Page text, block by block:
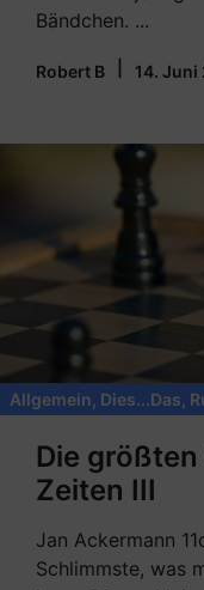
Bändchen. ...
Robert B 14. Juni
Allgemein Dies...Das
Die
Zeiten III
Jan Ackermann
Schlimmste, was